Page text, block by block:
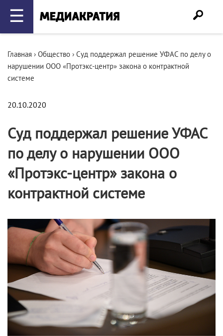
☰
Главная › Общество › Суд поддержал решение УФАС по делу о
нарушении ООО «Протэкс-центр» закона о контрактной
системе
20.10.2020
Суд поддержал решение УФАС
по делу о нарушении ООО
«Протэкс-центр» закона о
контрактной системе